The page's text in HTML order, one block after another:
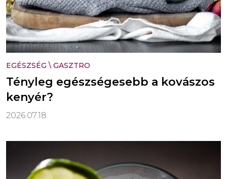
EGÉSZSÉG \ GASZTRO
Tényleg egészségesebb a kovászos
kenyér?
2026.07.18.